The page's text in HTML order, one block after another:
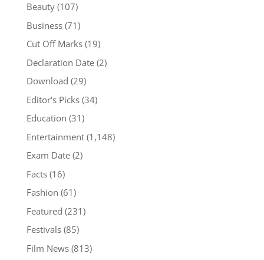
Beauty(107)
Business(71)
Cut Off Marks(19)
Declaration Date(2)
Download (29)
Editor's Picks(34)
Education (31)
Entertainment(1,148)
Exam Date(2)
Facts(16)
Fashion (61)
Featured (231)
Festivals(85)
Film News(813)